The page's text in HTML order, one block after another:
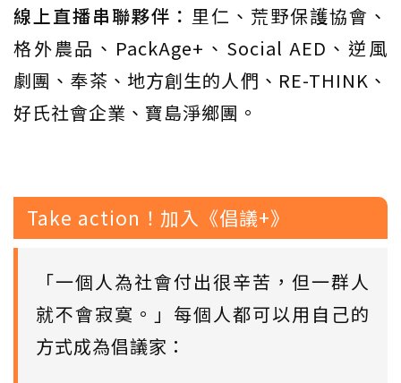
線上直播串聯夥伴： 里仁、荒野保護協會、
格外農品、PackAge+、Social AED、逆風
劇團、奉茶、地方創生的人們、RE-THINK、
好氏社會企業、寶島淨鄉團。
Take action！加入《倡議+》
「一個人為社會付出很辛苦，但一群人
就不會寂寞。」每個人都可以用自己的
方式成為倡議家：